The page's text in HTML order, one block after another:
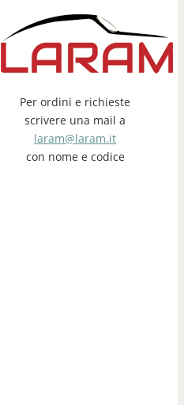
Per ordini e richieste
scrivere una mail a
laram@laram.it
con nome e codice